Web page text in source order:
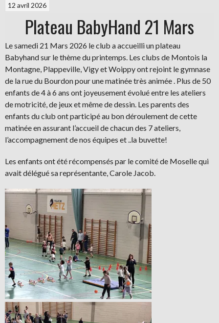
12 avril 2026
Plateau BabyHand 21 Mars
Le samedi 21 Mars 2026 le club a accueilli un plateau
Babyhand sur le thème du printemps. Les clubs de Montois la
Montagne, Plappeville, Vigy et Woippy ont rejoint le gymnase
de la rue du Bourdon pour une matinée très animée . Plus de 50
enfants de 4 à 6 ans ont joyeusement évolué entre les ateliers
de motricité, de jeux et même de dessin. Les parents des
enfants du club ont participé au bon déroulement de cette
matinée en assurant l’accueil de chacun des 7 ateliers,
l’accompagnement de nos équipes et ..la buvette!
Les enfants ont été récompensés par le comité de Moselle qui
avait délégué sa représentante, Carole Jacob.